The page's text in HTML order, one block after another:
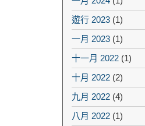
遊行 2023 (1)
一月 2023 (1)
十一月 2022 (1)
十月 2022 (2)
九月 2022 (4)
八月 2022 (1)